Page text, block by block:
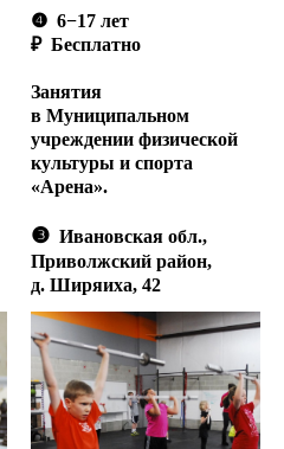
❹ 6−17 лет
₽ Бесплатно
Занятия
в Муниципальном
учреждении физической
культуры и спорта
«Арена».
❸ Ивановская обл.,
Приволжский район,
д. Ширяиха, 42